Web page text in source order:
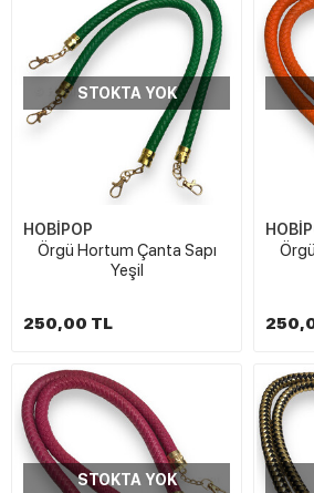
STOKTA YOK
HOBİPOP
Örgü Hortum Çanta Sapı
Yeşil
250,00 TL
STOKTA YOK